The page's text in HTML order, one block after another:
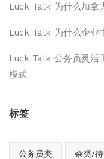
Luck Talk 为什么加拿
Luck Talk 为什么企业
Luck Talk 公务员灵活
模式
标签
公务员类 杂类/